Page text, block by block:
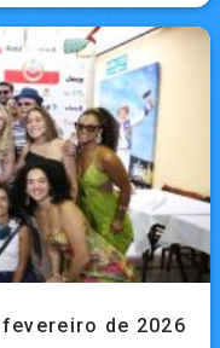
fevereiro de 2026